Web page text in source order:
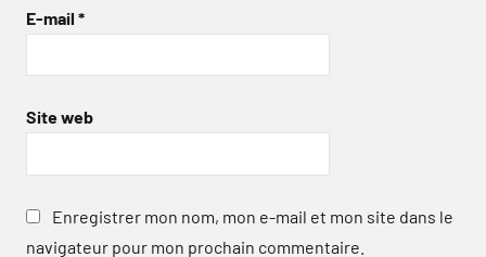
E-mail *
Site web
Enregistrer mon nom, mon e-mail et mon site dans le
navigateur pour mon prochain commentaire.